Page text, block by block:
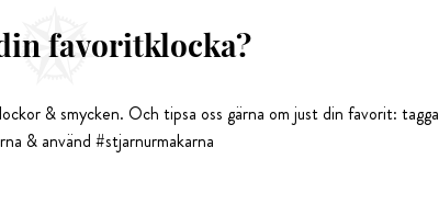
favoritklocka?
& smycken. Och tipsa oss gärna om just din favorit: tagga
& använd #stjarnurmakarna